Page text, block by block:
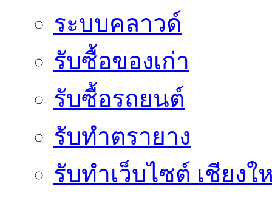
ระบบคลาวด์
รับซื้อของเก่า
รับซื้อรถยนต์
รับทำตรายาง
รับทำเว็บไซต์ เชียงใ